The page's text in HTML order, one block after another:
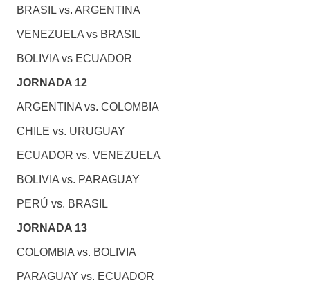
BRASIL vs. ARGENTINA
VENEZUELA vs BRASIL
BOLIVIA vs ECUADOR
JORNADA 12
ARGENTINA vs. COLOMBIA
CHILE vs. URUGUAY
ECUADOR vs. VENEZUELA
BOLIVIA vs. PARAGUAY
PERÚ vs. BRASIL
JORNADA 13
COLOMBIA vs. BOLIVIA
PARAGUAY vs. ECUADOR